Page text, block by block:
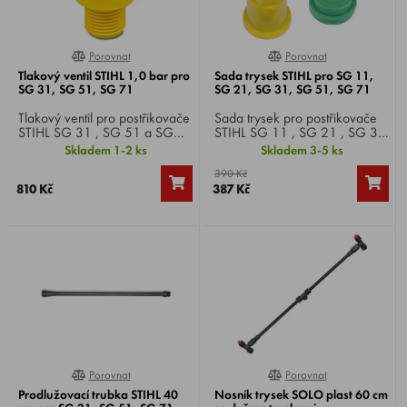
0%
Porovnat
Tlakový ventil STIHL 1,0 bar pro
SG 31, SG 51, SG 71
Tlakový ventil pro postřikovače
STIHL SG 31 , SG 51 a SG
71 , optimální stříkací tlak 1,0
Skladem 1-2 ks
810 Kč
0%
Porovnat
Sada trysek STIHL pro SG 11,
SG 21, SG 31, SG 51, SG 71
Sada trysek pro postřikovače
STIHL SG 11 , SG 21 , SG 31
ze dvou plochých trysek pro
ošetřování plochy a dvou
trysek s dutým kuželovým
Skladem 3-5 ks
390 Kč
387 Kč
0%
Porovnat
Prodlužovací trubka STIHL 40
0%
Porovnat
Nosník trysek SOLO plast 60 cm